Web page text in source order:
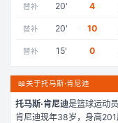
替补 20' 4
替补 20' 10
替补 15' 0
📖关于托马斯·肯尼迪
托马斯·肯尼迪是篮球运动
肯尼迪现年38岁 ，身高